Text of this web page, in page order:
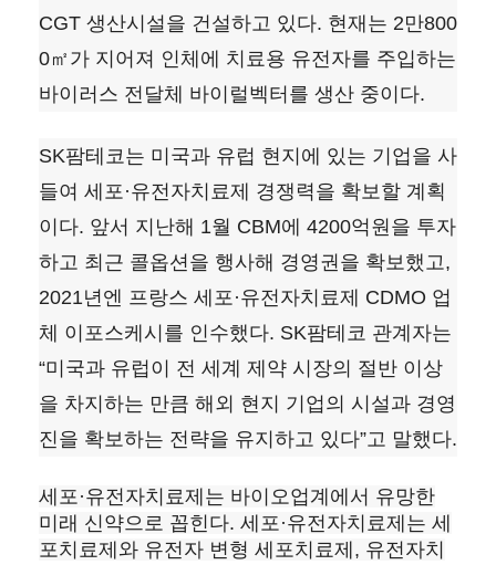
CGT 생산시설을 건설하고 있다. 현재는 2만800
0㎡가 지어져 인체에 치료용 유전자를 주입하는
바이러스 전달체 바이럴벡터를 생산 중이다.
SK팜테코는 미국과 유럽 현지에 있는 기업을 사
들여 세포·유전자치료제 경쟁력을 확보할 계획
이다. 앞서 지난해 1월 CBM에 4200억원을 투자
하고 최근 콜옵션을 행사해 경영권을 확보했고,
2021년엔 프랑스 세포·유전자치료제 CDMO 업
체 이포스케시를 인수했다. SK팜테코 관계자는
“미국과 유럽이 전 세계 제약 시장의 절반 이상
을 차지하는 만큼 해외 현지 기업의 시설과 경영
진을 확보하는 전략을 유지하고 있다”고 말했다.
세포·유전자치료제는 바이오업계에서 유망한
미래 신약으로 꼽힌다. 세포·유전자치료제는 세
포치료제와 유전자 변형 세포치료제, 유전자치